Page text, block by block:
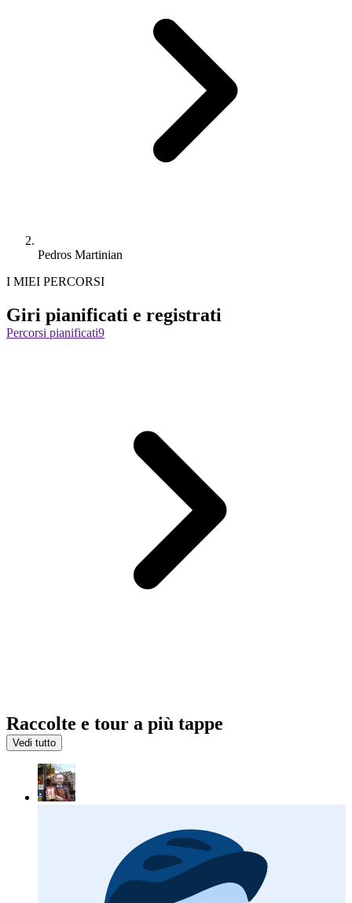
Pedros Martinian
I MIEI PERCORSI
Giri pianificati e registrati
Percorsi pianificati9
Raccolte e tour a più tappe
Vedi tutto